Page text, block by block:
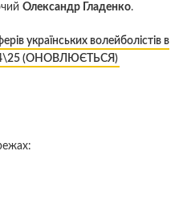
Олександр Гладенко.
українських волейболістів в
(ОНОВЛЮЄТЬСЯ)